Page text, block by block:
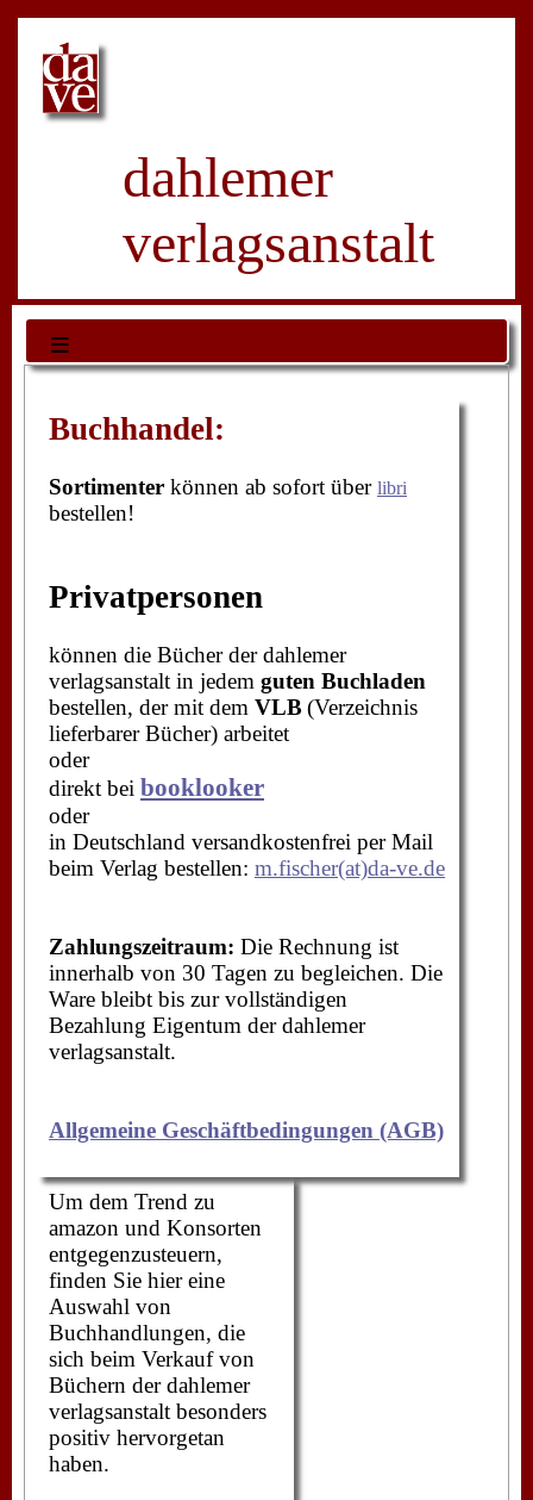
dahlemer
verlagsanstalt
≡
Buchhandel:
Sortimenter können ab sofort über libri
bestellen!
Privatpersonen
können die Bücher der dahlemer
verlagsanstalt in jedem guten Buchladen
bestellen, der mit dem VLB(Verzeichnis
lieferbarer Bücher) arbeitet
oder
direkt bei booklooker
oder
in Deutschland versandkostenfrei per Mail
beim Verlag bestellen: m.fischer(at)da-ve.de
Zahlungszeitraum: Die Rechnung ist
innerhalb von 30 Tagen zu begleichen. Die
Ware bleibt bis zur vollständigen
Bezahlung Eigentum der dahlemer
verlagsanstalt.
Allgemeine Geschäftbedingungen (AGB)
Um dem Trend zu
amazon und Konsorten
entgegenzusteuern,
finden Sie hier eine
Auswahl von
Buchhandlungen, die
sich beim Verkauf von
Büchern der dahlemer
verlagsanstalt besonders
positiv hervorgetan
haben.